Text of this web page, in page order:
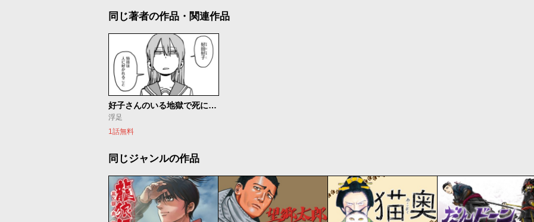
同じ著者の作品・関連作品
好子さんのいる地獄で死にたい
浮足
1話無料
同じジャンルの作品